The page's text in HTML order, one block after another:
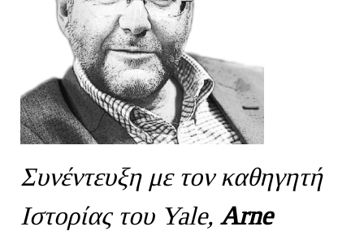
Συνέντευξη με τον καθηγητή
Ιστορίας του Yale, Arne